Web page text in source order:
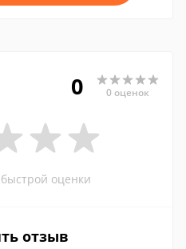
0 0 оценок
оценки
отзыв